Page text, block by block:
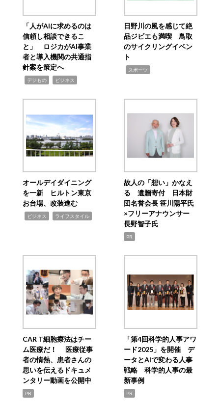
「人がAIに求めるのは
信頼し相談できるこ
と」 ロジカがAI事業
者と導入機関の共通指
針案を策定へ
デジもの ビジネス
日野川の風を感じて絶
品ジビエも満喫 鳥取
のサイクリングイベン
ト
スポーツ
オールデイダイニング
を一新 ヒルトン東京
お台場、改装進む
ビジネス ライフスタイル
故人の「想い」かなえ
る 遺贈寄付 日本財
団名誉会長 笹川陽平氏
×フリーアナウンサー
長野智子氏
PR
CAR T細胞療法はチー
ム医療だ！ 医療従事
者の情熱、患者さんの
思いを伝えるドキュメ
ンタリー動画を公開中
PR
「第4回科学的人事アワ
ード2025」を開催 デ
ータとAIで変わる人事
戦略 科学的人事の最
新事例
PR